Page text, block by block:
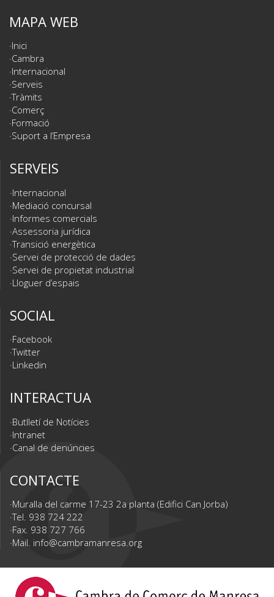
MAPA WEB
Inici
Cambra
Internacional
Serveis
Tràmits
Comerç
Formació
Suport a l’Empresa
SERVEIS
Internacional
Mediació concursal
Informes comercials
Assessoria jurídica
Transició energètica
Servei de protecció de dades
Servei de propietat industrial
Lloguer d’espais
SOCIAL
Facebook
Twitter
Linkedin
INTERACTUA
Butlletí de Notícies
Intranet
Canal de denúncies
CONTACTE
Muralla del carme 17-23 2a planta (Edifici Can Jorba)
Tel. 938 724 222
Fax. 938 727 766
Mail. info@cambramanresa.org